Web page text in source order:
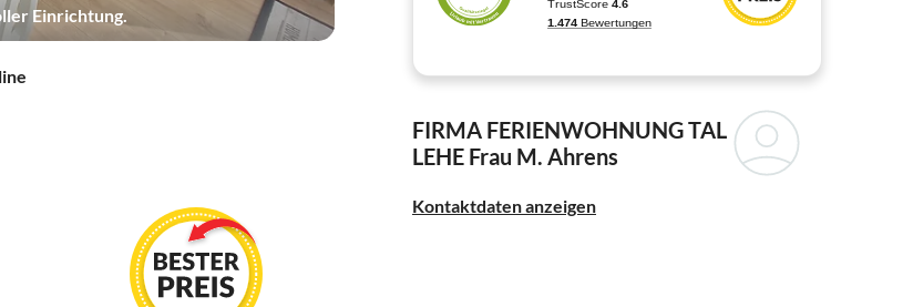
Einrichtung.
FIRMA FERIENWOHNUNG TAL
LEHE Frau M. Ahrens
Kontaktdaten anzeigen